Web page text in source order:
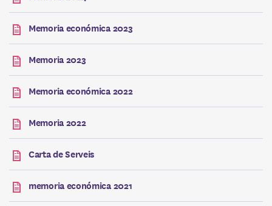
Memoria económica 2023
Memoria 2023
Memoria económica 2022
Memoria 2022
Carta de Serveis
memoria económica 2021